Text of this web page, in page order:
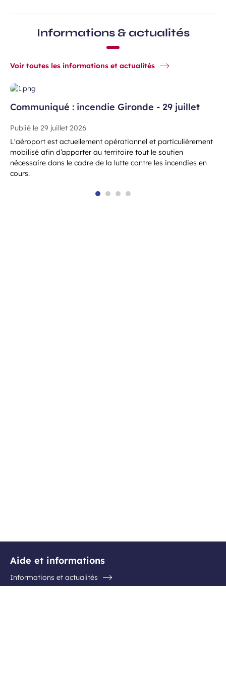
Informations & actualités
Voir toutes les informations et actualités
Communiqué : incendie Gironde - 29 juillet
Publié le 29 juillet 2026
L'aéroport est actuellement opérationnel et particulièrement
mobilisé afin d’apporter au territoire tout le soutien
nécessaire dans le cadre de la lutte contre les incendies en
cours.
Aide et informations
Informations et actualités